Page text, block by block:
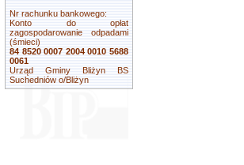
Nr rachunku bankowego:
Konto do opłat
zagospodarowanie odpadami
(śmieci)
84 8520 0007 2004 0010 5688
0061
Urząd Gminy Bliżyn BS
Suchedniów o/Bliżyn